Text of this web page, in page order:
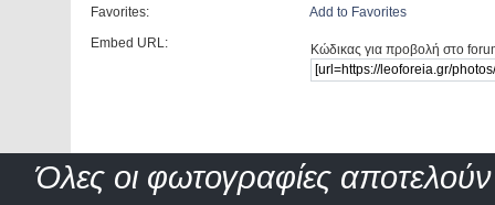
Favorites:
Add to Favorites
Embed URL:
Κώδικας για προβολή στο
Όλες οι φωτογραφίες αποτελούν